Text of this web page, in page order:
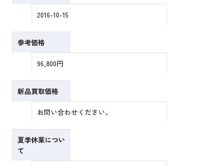
2016-10-15
参考価格
96,800円
新品買取価格
お問い合わせください。
夏季休業につい
て